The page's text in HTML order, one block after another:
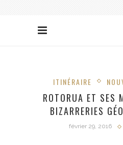
ITINÉRAIRE
ROTORUA ET SES
BIZARRERIES
février 29, 2016